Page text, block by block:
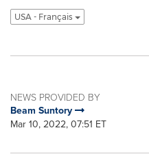
USA - Français
NEWS PROVIDED BY
Beam Suntory
Mar 10, 2022, 07:51 ET